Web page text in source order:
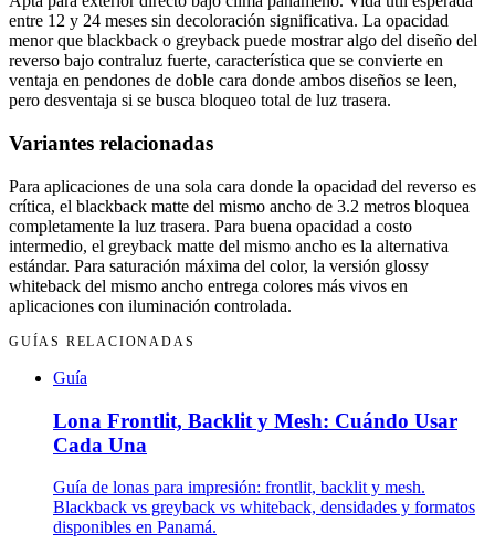
entre 12 y 24 meses sin decoloración significativa. La opacidad
menor que blackback o greyback puede mostrar algo del diseño del
reverso bajo contraluz fuerte, característica que se convierte en
ventaja en pendones de doble cara donde ambos diseños se leen,
pero desventaja si se busca bloqueo total de luz trasera.
Variantes relacionadas
Para aplicaciones de una sola cara donde la opacidad del reverso es
crítica, el blackback matte del mismo ancho de 3.2 metros bloquea
completamente la luz trasera. Para buena opacidad a costo
intermedio, el greyback matte del mismo ancho es la alternativa
estándar. Para saturación máxima del color, la versión glossy
whiteback del mismo ancho entrega colores más vivos en
aplicaciones con iluminación controlada.
GUÍAS RELACIONADAS
Guía
Lona Frontlit, Backlit y Mesh: Cuándo Usar
Cada Una
Guía de lonas para impresión: frontlit, backlit y mesh.
Blackback vs greyback vs whiteback, densidades y formatos
disponibles en Panamá.